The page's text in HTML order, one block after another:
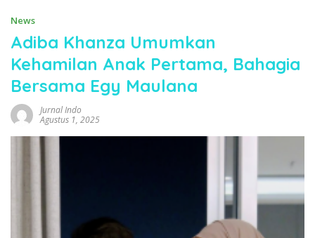
News
Adiba Khanza Umumkan
Kehamilan Anak Pertama, Bahagia
Bersama Egy Maulana
Jurnal Indo
Agustus 1, 2025